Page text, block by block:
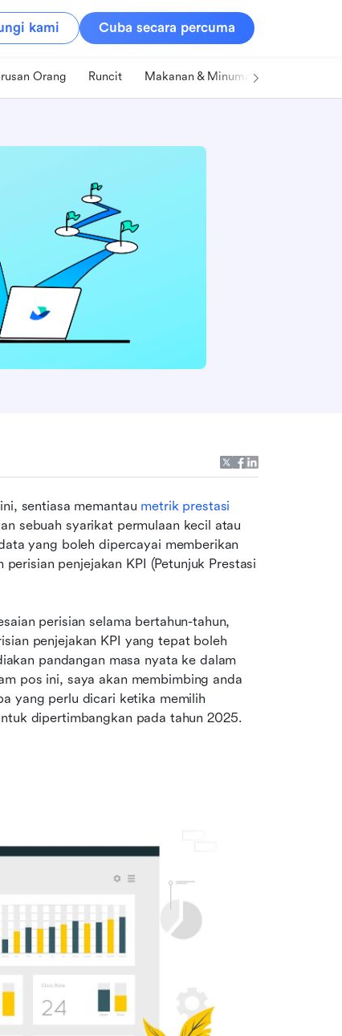
kami Cuba secara percuma
Orang Runcit Makanan & Minuman
sentiasa memantau metrik prestasi
sebuah syarikat permulaan kecil atau
yang boleh dipercayai memberikan
penjejakan KPI (Petunjuk Prestasi
perisian selama bertahun-tahun,
penjejakan KPI yang tepat boleh
pandangan masa nyata ke dalam
pos ini, saya akan membimbing anda
yang perlu dicari ketika memilih
dipertimbangkan pada tahun 2025.